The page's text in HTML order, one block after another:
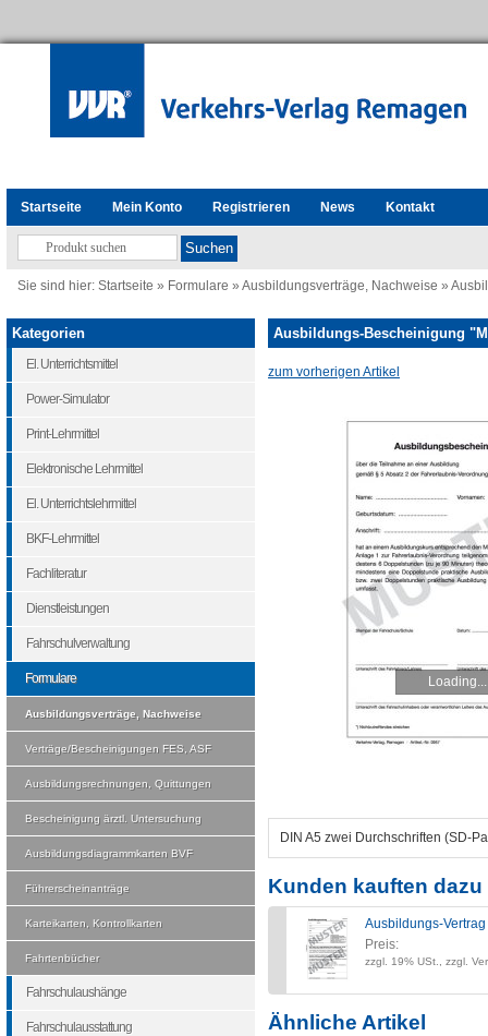
Startseite Mein Konto Registrieren News Kontakt
Sie sind hier: Startseite » Formulare » Ausbildungsverträge, Nachweise »
Ausbildungs-Bescheinigung
zum vorherigen Artikel
Loading...
DIN A5 zwei Durchschriften (SD-
Kunden kauften
Ausbildungs-
Preis:
zzgl. 19% USt., zzgl.
Ähnliche Artikel
Kategorien
El. Unterrichtsmittel
Power-Simulator
Print-Lehrmittel
Elektronische Lehrmittel
El. Unterrichtslehrmittel
BKF-Lehrmittel
Fachliteratur
Dienstleistungen
Fahrschulverwaltung
Formulare
Ausbildungsverträge, Nachweise
Verträge/Bescheinigungen FES, ASF
Ausbildungsrechnungen, Quittungen
Bescheinigung ärztl. Untersuchung
Ausbildungsdiagrammkarten BVF
Führerscheinanträge
Karteikarten, Kontrollkarten
Fahrtenbücher
Fahrschulaushänge
Fahrschulausstattung